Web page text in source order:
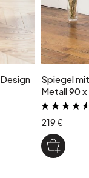
Spiegel
Metall 90
219 €